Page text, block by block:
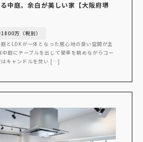
中庭。余白が美しい家【大阪府堺
万（税別）
とLDKが一体となった居心地の良い空間が主
庭にテーブルを出して愛車を眺めながらコー
はキャンドルを焚い […]